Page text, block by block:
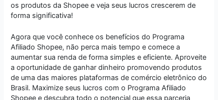
os produtos da Shopee e veja seus lucros crescerem de
forma significativa!
Agora que você conhece os benefícios do Programa
Afiliado Shopee, não perca mais tempo e comece a
aumentar sua renda de forma simples e eficiente. Aproveite
a oportunidade de ganhar dinheiro promovendo produtos
de uma das maiores plataformas de comércio eletrônico do
Brasil. Maximize seus lucros com o Programa Afiliado
Shopee e descubra todo o potencial que essa parceria